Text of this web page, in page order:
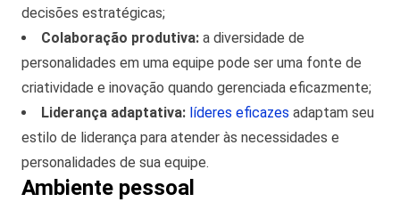
decisões estratégicas;
Colaboração produtiva: a diversidade de
personalidades em uma equipe pode ser uma fonte de
criatividade e inovação quando gerenciada eficazmente;
Liderança adaptativa: líderes eficazes adaptam seu
estilo de liderança para atender às necessidades e
personalidades de sua equipe.
Ambiente pessoal